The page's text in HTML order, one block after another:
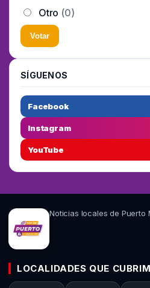
Otro (0)
Votar
SÍGUENOS
Facebook
Instagram
YouTube
Noticias locales de Puerto
LOCALIDADES QUE